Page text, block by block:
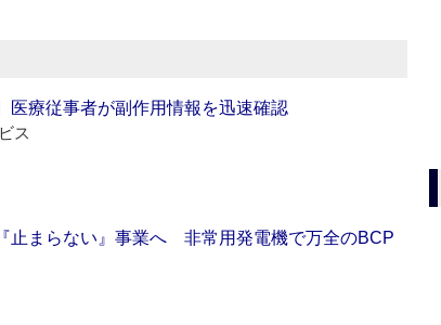
医療従事者が副作用情報を迅速確認
ス
止まらない』事業へ 非常用発電機で万全のBCP